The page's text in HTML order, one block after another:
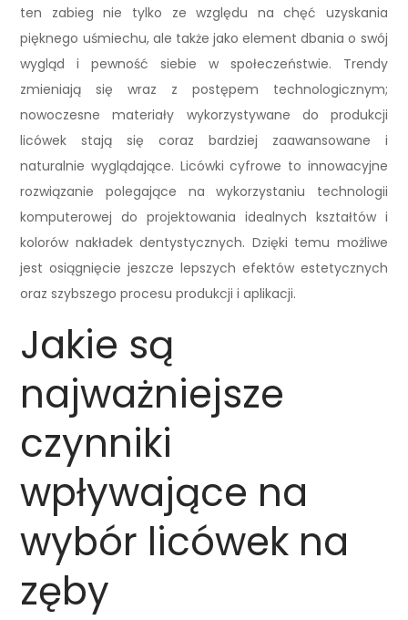
ten zabieg nie tylko ze względu na chęć uzyskania
pięknego uśmiechu, ale także jako element dbania o swój
wygląd i pewność siebie w społeczeństwie. Trendy
zmieniają się wraz z postępem technologicznym;
nowoczesne materiały wykorzystywane do produkcji
licówek stają się coraz bardziej zaawansowane i
naturalnie wyglądające. Licówki cyfrowe to innowacyjne
rozwiązanie polegające na wykorzystaniu technologii
komputerowej do projektowania idealnych kształtów i
kolorów nakładek dentystycznych. Dzięki temu możliwe
jest osiągnięcie jeszcze lepszych efektów estetycznych
oraz szybszego procesu produkcji i aplikacji.
Jakie są
najważniejsze
czynniki
wpływające na
wybór licówek na
zęby